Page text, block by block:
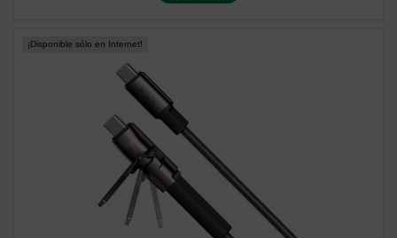
¡Disponible sólo en Internet!